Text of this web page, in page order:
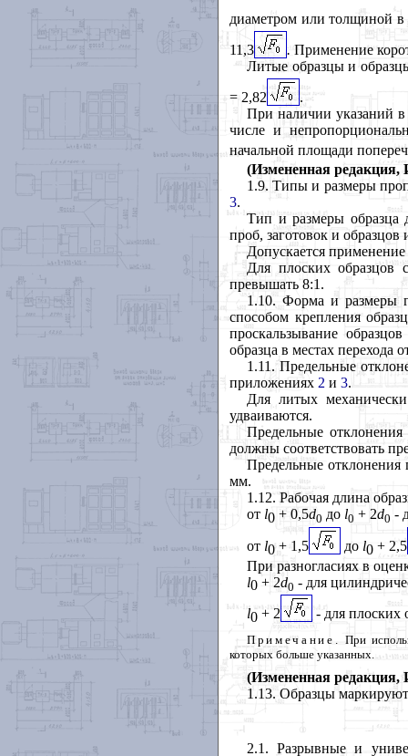
диаметром или толщиной в
11,3
. Применение
Литые образцы и
= 2,82
.
При наличии указаний
числе и
начальной площади
(Измененная
1.9. Типы и размеры
3.
Тип и размеры образца
проб, заготовок и
Допускается
Для плоских
превышать 8:1.
1.10. Форма и размеры
способом крепления
проскальзывание
образца в местах перехода
1.11 . Предельные
приложениях 2 и 3.
Для литых
удваиваются.
Предельные
должны соответствовать
Предельные отклонения
мм.
1.12. Рабочая длина
от l0+ 0,5d0 до l0 + 2d0 -
от l0+ 1,5 до l0+ 2,5
При разногласиях в
l0+ 2d0 - для
l0+ 2 -для плоских
Примечание.
При
которых больше указанных.
(Измененная
1.13. Образцы
2.1 . Разрывные и